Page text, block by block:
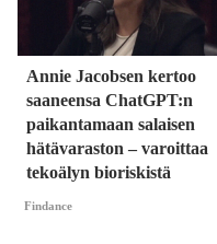
Annie Jacobsen kertoo
saaneensa ChatGPT:n
paikantamaan salaisen
hätävaraston – varoittaa
tekoälyn bioriskistä
Findance